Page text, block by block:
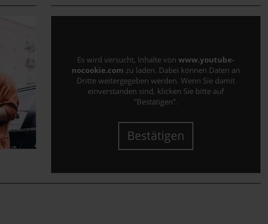
Es wird versucht, Inhalte von www.youtube-
nocookie.com zu laden. Dabei können Daten an
Dritte weitergegeben werden. Wenn Sie damit
einverstanden sind, klicken Sie bitte auf
"Bestätigen".
Bestätigen